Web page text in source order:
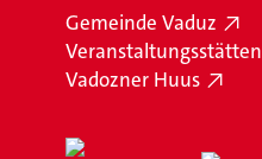
Gemeinde Vaduz
Veranstaltungsstätten
Vadozner Huus